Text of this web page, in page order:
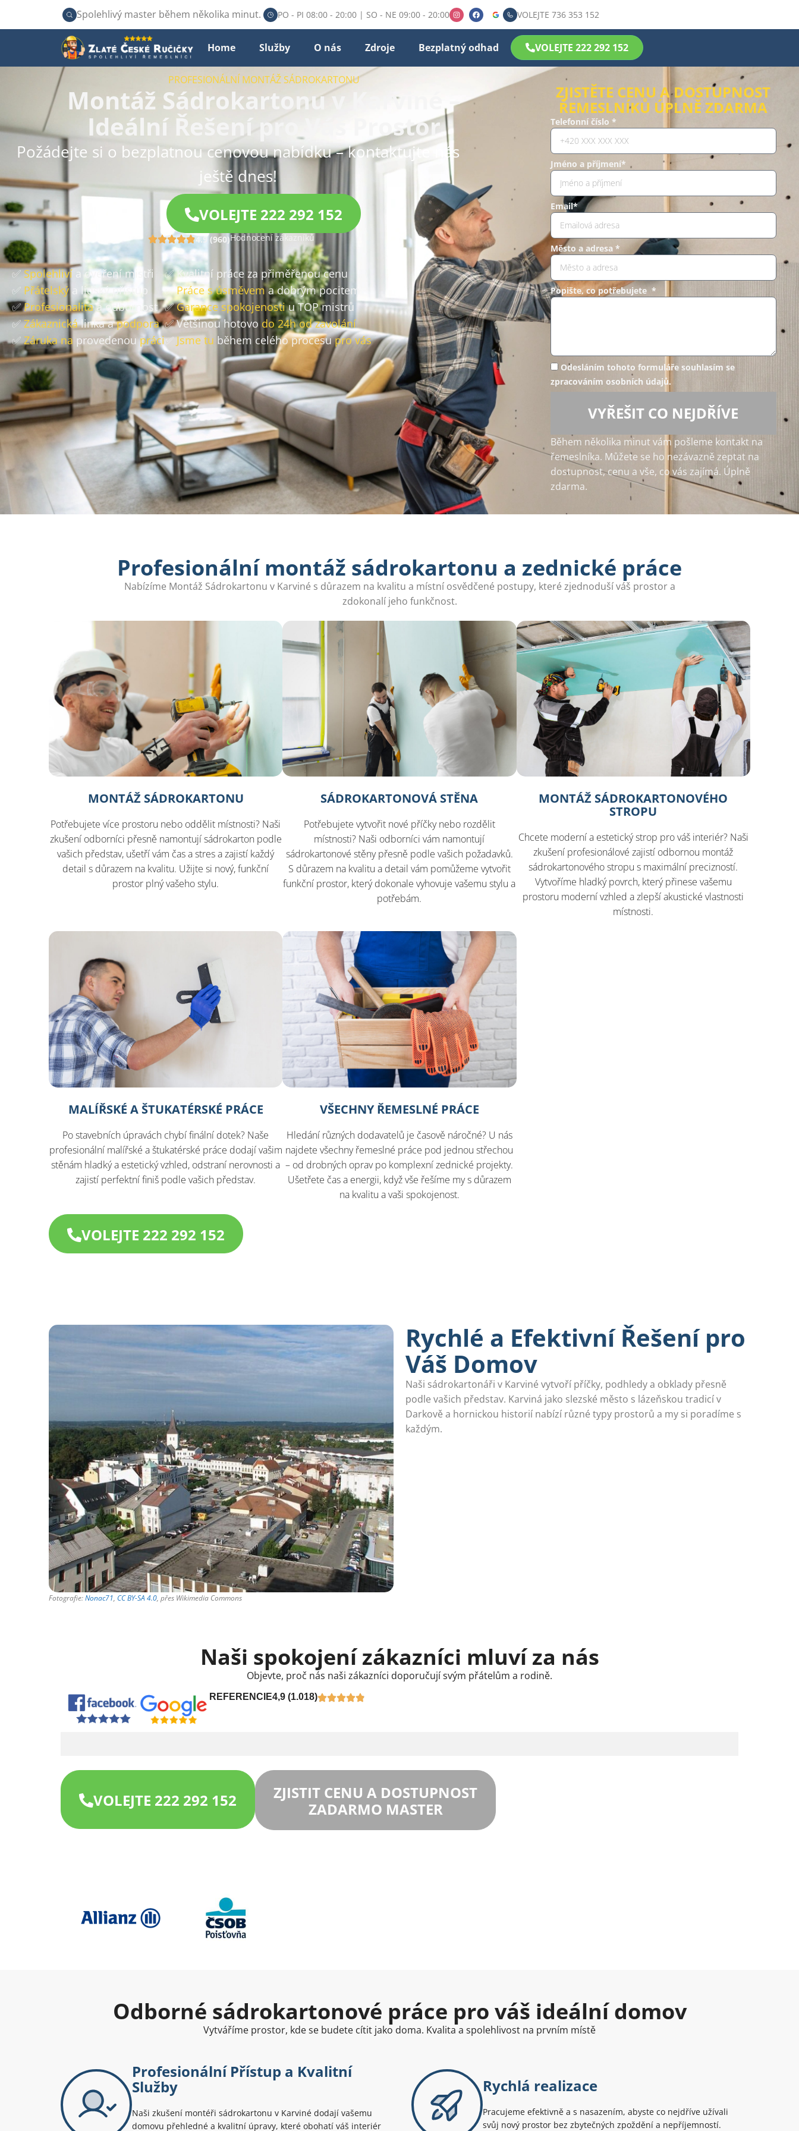
Spolehlivý master během několika minut. PO - PI 08:00 - 20:00 | SO - NE 09:00 - 20:00 VOLEJTE 736 353 152
Home Služby O nás Zdroje Bezplatný odhad VOLEJTE 222 292 152
PROFESIONÁLNÍ MONTÁŽ SÁDROKARTONU
Montáž Sádrokartonu v Karviné –
Ideální Řešení pro Váš Prostor
Požádejte si o bezplatnou cenovou nabídku – kontaktujte nás
ještě dnes!
VOLEJTE 222 292 152
4.9 (960)Hodnocení zákazníků
✅Spolehliví a ověření mistři
✅ Přátelský a lidský přístup
✅Profesionalitaa odbornost
✅Zákaznickálinka apodpora
✅Záruka na provedenoupráci
✅ Kvalitní práce za přiměřenou cenu
✅Práce s úsměvema dobrým pocitem
✅Garance spokojenostiu TOP mistrů
✅ Většinou hotovo do 24h od zavolání
✅Jsme tu během celého procesupro vás
ZJISTĚTE CENU A DOSTUPNOST
ŘEMESLNÍKŮ ÚPLNĚ ZDARMA
Telefonní číslo *
Jméno a příjmení*
Email*
Město a adresa *
Popište, co potřebujete *
Odesláním tohoto formuláře souhlasím se
zpracováním osobních údajů.
VYŘEŠIT CO NEJDŘÍVE
Během několika minut vám pošleme kontakt na
řemeslníka. Můžete se ho nezávazně zeptat na
dostupnost, cenu a vše, co vás zajímá. Úplně
zdarma.
Profesionální montáž sádrokartonu a zednické práce
Nabízíme Montáž Sádrokartonu v Karviné s důrazem na kvalitu a místní osvědčené postupy, které zjednoduší váš prostor a
zdokonalí jeho funkčnost.
MONTÁŽ SÁDROKARTONU
Potřebujete více prostoru nebo oddělit místnosti? Naši
zkušení odborníci přesně namontují sádrokarton podle
vašich představ, ušetří vám čas a stres a zajistí každý
detail s důrazem na kvalitu. Užijte si nový, funkční
prostor plný vašeho stylu.
SÁDROKARTONOVÁ STĚNA
Potřebujete vytvořit nové příčky nebo rozdělit
místnosti? Naši odborníci vám namontují
sádrokartonové stěny přesně podle vašich požadavků.
S důrazem na kvalitu a detail vám pomůžeme vytvořit
funkční prostor, který dokonale vyhovuje vašemu stylu a
potřebám.
MONTÁŽ SÁDROKARTONOVÉHO
STROPU
Chcete moderní a estetický strop pro váš interiér? Naši
zkušení profesionálové zajistí odbornou montáž
sádrokartonového stropu s maximální precizností.
Vytvoříme hladký povrch, který přinese vašemu
prostoru moderní vzhled a zlepší akustické vlastnosti
místnosti.
MALÍŘSKÉ A ŠTUKATÉRSKÉ PRÁCE
Po stavebních úpravách chybí finální dotek? Naše
profesionální malířské a štukatérské práce dodají vašim
stěnám hladký a estetický vzhled, odstraní nerovnosti a
zajistí perfektní finiš podle vašich představ.
VŠECHNY ŘEMESLNÉ PRÁCE
Hledání různých dodavatelů je časově náročné? U nás
najdete všechny řemeslné práce pod jednou střechou
– od drobných oprav po komplexní zednické projekty.
Ušetřete čas a energii, když vše řešíme my s důrazem
na kvalitu a vaši spokojenost.
VOLEJTE 222 292 152
Fotografie:Nonac71, CC BY-SA 4.0, přes Wikimedia Commons
Rychlé a Efektivní Řešení pro
Váš Domov
Naši sádrokartonáři v Karviné vytvoří příčky, podhledy a obklady přesně
podle vašich představ. Karviná jako slezské město s lázeňskou tradicí v
Darkově a hornickou historií nabízí různé typy prostorů a my si poradíme s
každým.
Naši spokojení zákazníci mluví za nás
Objevte, proč nás naši zákazníci doporučují svým přátelům a rodině.
REFERENCIE4,9 (1.018)
VOLEJTE 222 292 152
ZJISTIT CENU A DOSTUPNOST
ZADARMO MASTER
Odborné sádrokartonové práce pro váš ideální domov
Vytváříme prostor, kde se budete cítit jako doma. Kvalita a spolehlivost na prvním místě
Profesionální Přístup a Kvalitní
Služby
Naši zkušení montéři sádrokartonu v Karviné dodají vašemu
domovu přehledné a kvalitní úpravy, které obohatí váš interiér
Rychlá realizace
Pracujeme efektivně a s nasazením, abyste co nejdříve užívali
svůj nový prostor bez zbytečných zpoždění a nepříjemností.